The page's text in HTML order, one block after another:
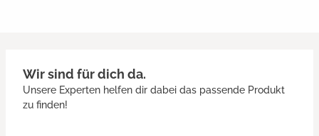
Wir sind für dich da.
Unsere Experten helfen dir dabei das passende Produkt
zu finden!